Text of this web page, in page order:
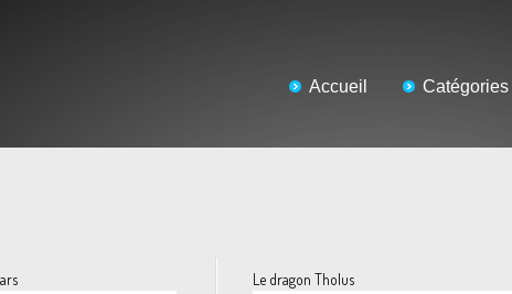
Accueil Catégories
Le dragon Tholus